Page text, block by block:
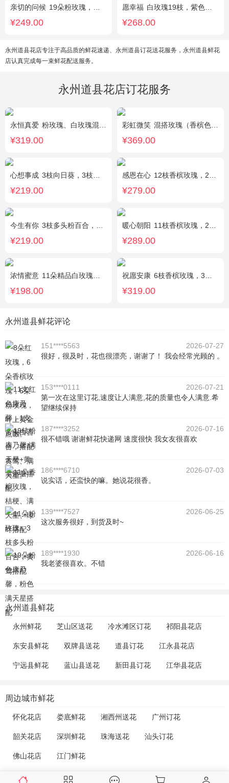
亲切的问候 19朵粉玫瑰，叶上黄金点缀。
¥249.00
愿幸福 白玫瑰19枝，紫色勿忘我围绕。
¥268.00
永州道县花店专注于高品质的鲜花速递、永州道县订花送花服务，永州道县鲜花
店认真完成每一束鲜花配送服务。
永州道县花店订花服务
永恒真爱 粉玫瑰、白玫瑰混搭，共33朵，桔梗、尤加利搭配
¥319.00
彩虹微笑 混搭玫瑰（香槟色，紫色，白色，戴安娜粉色）共52朵，相思梅、桔梗配花
¥369.00
心想事成 3枝向日葵，3枝香槟玫瑰，搭配桔梗、尤加利叶
¥219.00
感恩在心 12枝香槟玫瑰，2枝向日葵，搭配白色满天星、尤加利叶
¥279.00
今生有你 3枝多头粉百合，5枝红玫瑰，点缀情人草叶材作成精美的 花瓶花插
¥219.00
暖心朝阳 11枝香槟玫瑰，2枝向日葵，多头黄玫瑰（或类似配材替换）、桔梗搭配
¥289.00
浓情蜜意 11朵精品白玫瑰，搭配适量浅绿色洋桔梗、书带草、黄莺。
¥198.00
祝愿安康 6枝香槟玫瑰，3枝向日葵，2枝多头白色百合
¥319.00
永州道县鲜花评论
151****5563
2026-07-27
很好，很及时，花也很漂亮，谢谢了！ 我会经常光顾的 。
153****0111
2026-07-21
第一次在这里订花,速度让人满意,花的质量也令人满意.希
望继续保持
187****3252
2026-07-16
很不错哦 谢谢鲜花快递网 速度很快 我女友很喜欢
186****6710
2026-07-03
说实话，还蛮快的嘛。她说花很香。
139****7527
2026-06-25
这次服务很好，到货及时~
189****1930
2026-06-16
我老婆很喜欢。不错
永州道县鲜花
永州鲜花 芝山区送花 冷水滩区订花 祁阳县花店
东安县鲜花 双牌县送花 道县订花 江永县花店
宁远县鲜花 蓝山县送花 新田县订花 江华县花店
周边城市鲜花
怀化花店 娄底鲜花 湘西州送花 广州订花
韶关花店 深圳鲜花 珠海送花 汕头订花
佛山花店 江门鲜花